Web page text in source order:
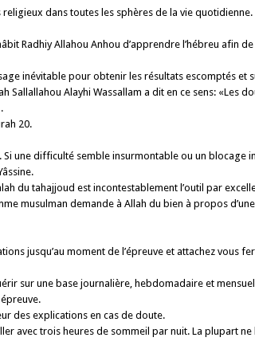
dans toutes les sphères de la vie quotidienne.
Radhiy Allahou Anhou d’apprendre l’hébreu
inévitable pour obtenir les résultats escomptés et
Sallallahou Alayhi Wassallam a dit en ce sens: «Les
20.
Si une difficulté semble insur­montable ou un
du tahajjoud est incontesta­blement l’outil par
musulman demande à Allah du bien à propos
jusqu’au moment de l’épreuve et attachez vous
sur une base journalière, hebdomadaire et
des explications en cas de doute.
avec trois heures de sommeil par nuit. La plupart